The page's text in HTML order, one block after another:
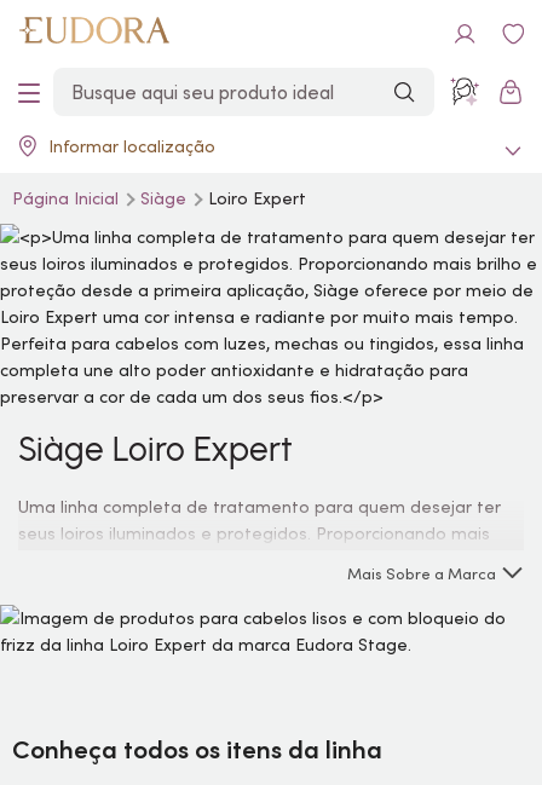
Informar localização
Página Inicial Siàge Loiro Expert
Siàge Loiro Expert
Uma linha completa de tratamento para quem desejar ter
seus loiros iluminados e protegidos. Proporcionando mais
por meio de Loiro Expert uma cor intensa e radiante por
muito mais tempo. Perfeita para cabelos com luzes, mechas
ou tingidos, essa linha completa une alto poder antioxidante
Mais Sobre a Marca
Conheça todos os itens da linha